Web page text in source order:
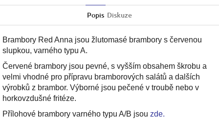
Popis Diskuze
Brambory Red Anna jsou žlutomasé brambory s červenou
slupkou, varného typu A.
Červené brambory jsou pevné, s vyšším obsahem škrobu a
velmi vhodné pro přípravu bramborových salátů a dalších
výrobků z brambor. Výborné jsou pečené v troubě nebo v
horkovzdušné fritéze.
Přílohové brambory varného typu A/B jsou zde.